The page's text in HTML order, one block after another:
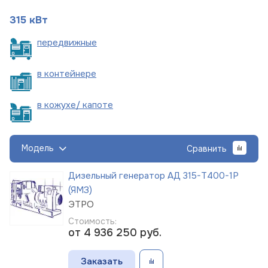
315 кВт
передвижные
в контейнере
в кожухе/ капоте
Модель Сравнить
Дизельный генератор АД 315-Т400-1Р
(ЯМЗ)
ЭТРО
Стоимость:
от 4 936 250 руб.
Заказать